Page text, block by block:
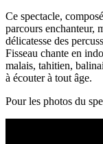
Ce spectacle,
parcours enchanteur,
délicatesse des
Fisseau chante en
malais, tahitien,
à écouter à tout âge.
Pour les photos du